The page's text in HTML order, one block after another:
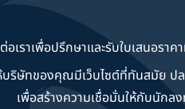
อเราเพื่อปรึกษาและรับใบเสนอร
บริษัทของคุณมีเว็บไซต์ที่ทันสมัย
เพื่อสร้างความเชื่อมั่นให้กับนักล